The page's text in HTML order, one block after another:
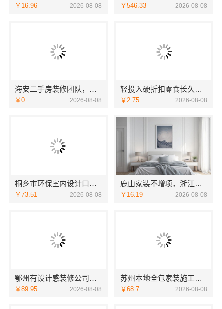
￥16.96 2026-08-08 ￥546.33 2026-08-08
海安二手房装修团队，南通宏域全宅装饰建材有限公司专业团队
￥0 2026-08-08
轻投入硬折扣零食长久经营
￥2.75 2026-08-08
桐乡市环保室内设计口碑，嘉兴锦居装饰材料有限公司怎么样
￥73.51 2026-08-08
鹿山家装不增项，浙江宜美嘉装饰透明报价
￥16.19 2026-08-08
鄂州有设计感装修公司实景案例，百年米莱
￥89.95 2026-08-08
苏州本地全包家装施工报价新房，百年豪庭一站式
￥68.7 2026-08-08